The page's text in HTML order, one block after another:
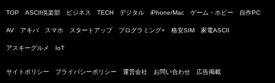
TOP ASCII倶楽部 ビジネス TECH デジタル iPhone/Mac ゲーム・ホビー 自作PC
AV アキバ スマホ スタートアップ プログラミング+ 格安SIM 家電ASCII
アスキーグルメ IoT
サイトポリシー プライバシーポリシー 運営会社 お問い合わせ 広告掲載